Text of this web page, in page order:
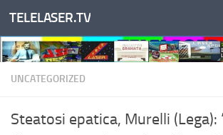
Salta al contenuto
TELELASER.TV
UNCATEGORIZED
Steatosi epatica, Murelli (Lega):